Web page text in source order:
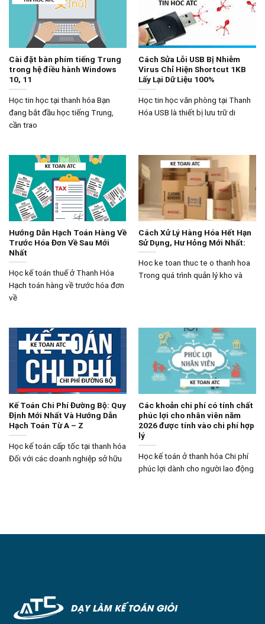
Cài đặt bàn phím tiếng Trung
trong hệ điều hành Windows
10, 11
Học tin học tại thanh hóa Bạn
đang bắt đầu học tiếng Trung,
cần trao
Cách Sửa Lỗi USB Bị Nhiễm
Virus Chỉ Hiện Shortcut 1KB
Lấy Lại Dữ Liệu 100%
Học tin học văn phòng tại Thanh
Hóa USB là thiết bị lưu trữ di
Hướng Dẫn Hạch Toán Hàng Về
Trước Hóa Đơn Về Sau Mới
Nhất
Học kế toán thuế ở Thanh Hóa
Hạch toán hàng về trước hóa đơn
về
Cách Xử Lý Hàng Hóa Hết Hạn
Sử Dụng, Hư Hỏng Mới Nhất:
Hoc ke toan thuc te o thanh hoa
Trong quá trình quản lý kho và
Kế Toán Chi Phí Đường Bộ: Quy
Định Mới Nhất Và Hướng Dẫn
Hạch Toán Từ A – Z
Học kế toán cấp tốc tại thanh hóa
Đối với các doanh nghiệp sở hữu
Các khoản chi phí có tính chất
phúc lợi cho nhân viên năm
2026 được tính vào chi phí hợp
lý
Học kế toán ở thanh hóa Chi phí
phúc lợi dành cho người lao động